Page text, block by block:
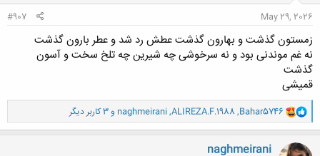
May 29, 2026
#907
زمستون گذشت و بهارون گذشت عطش رد شد و عطر بارون گذشت
نه غم موندنی بود و نه سرخوشی چه شیرین چه تلخ سخت و آسون
گذشت
قمیشی
و
ا
ک
Bahar5746
,
ALIREZA.F.1988
,
naghmeirani و 3 کاربر دیگر
naghmeirani